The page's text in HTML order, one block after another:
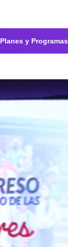
Planes y Programas